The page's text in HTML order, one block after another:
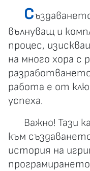
С
вълнуващ и
процес,
на много хора с
работа е от
успеха.
Важно! Тази
към
история на